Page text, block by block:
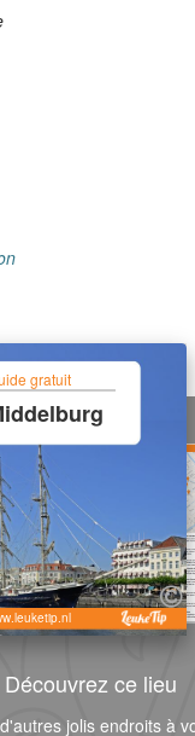
gratuit
Découvrez ce lieu
jolis endroits à